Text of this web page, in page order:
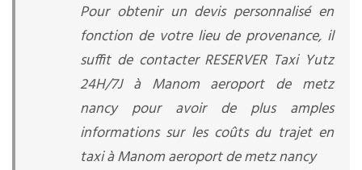
Pour obtenir un devis personnalisé en
fonction de votre lieu de provenance, il
suffit de contacter RESERVER Taxi Yutz
24H/7J à Manom aeroport de metz
nancy pour avoir de plus amples
informations sur les coûts du trajet en
taxi à Manom aeroport de metz nancy